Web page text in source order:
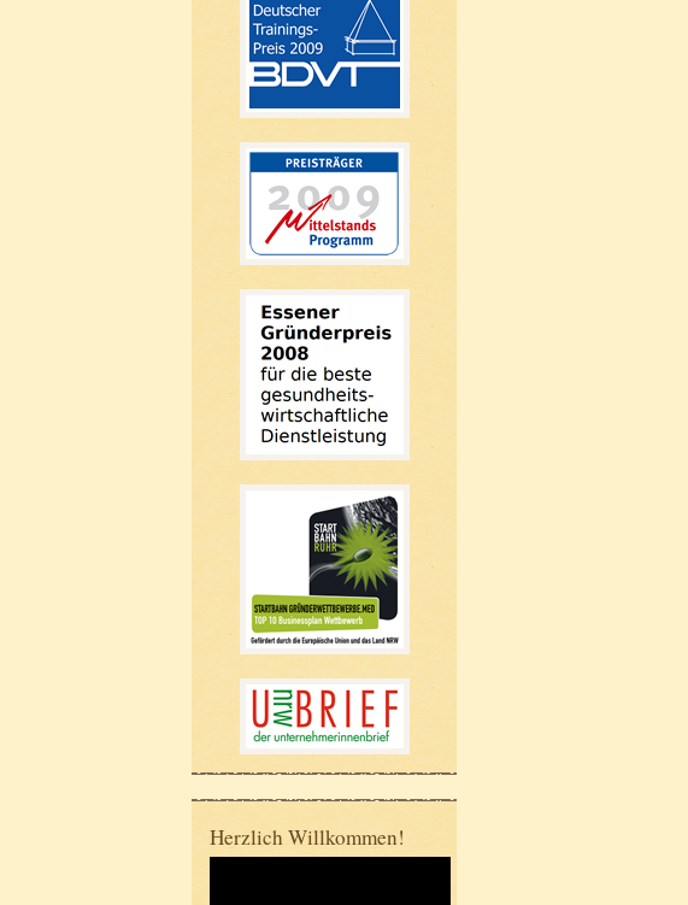
Herzlich Willkommen!